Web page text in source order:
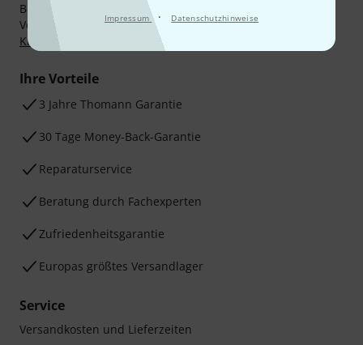
Impressum · Datenschutzhinweise
Bezahlen Sie vertraulich und sicher per Nachnahme,
Vorkasse, PayPal, Amazon Pay,Klarna Sofort bezahlen
Klarna Ratenzahlung
oder Kreditkarte.
Ihre Vorteile
3 Jahre Thomann Garantie
30 Tage Money-Back-Garantie
Reparaturservice
Beratung durch Fachexperten
Zufriedenheitsgarantie
Europas größtes Versandlager
Service
Versandkosten und Lieferzeiten